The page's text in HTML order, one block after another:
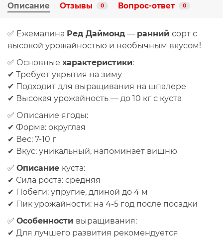
Описание Отзывы 0 Вопрос-ответ 0
✅ Ежемалина Ред Даймонд — ранний сорт с
высокой урожайностью и необычным вкусом!
✅ Основные характеристики:
✔ Требует укрытия на зиму
✔ Подходит для выращивания на шпалере
✔ Высокая урожайность — до 10 кг с куста
✅ Описание ягоды:
✔ Форма: округлая
✔ Вес: 7-10 г
✔ Вкус: уникальный, напоминает вишню
✅ Описание куста:
✔ Сила роста: средняя
✔ Побеги: упругие, длиной до 4 м
✔ Пик урожайности: на 4-5 год после посадки
✅ Особенности выращивания:
✔ Для лучшего развития рекомендуется